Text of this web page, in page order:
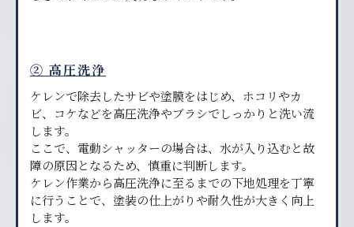
② 高圧洗浄
ケレンで除去したサビや塗膜をはじめ、ホコリやカ
ビ、コケなどを高圧洗浄やブラシでしっかりと洗い流
します。
ここで、電動シャッターの場合は、水が入り込むと故
障の原因となるため、慎重に判断します。
ケレン作業から高圧洗浄に至るまでの下地処理を丁寧
に行うことで、塗装の仕上がりや耐久性が大きく向上
します。